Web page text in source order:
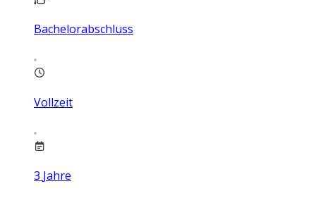
Bachelorabschluss
Vollzeit
3 Jahre